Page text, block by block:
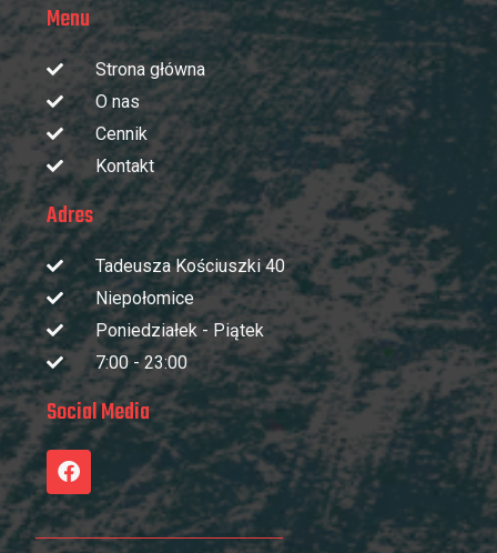
Menu
Strona główna
O nas
Cennik
Kontakt
Adres
Tadeusza Kościuszki 40
Niepołomice
Poniedziałek - Piątek
7:00 - 23:00
Social Media